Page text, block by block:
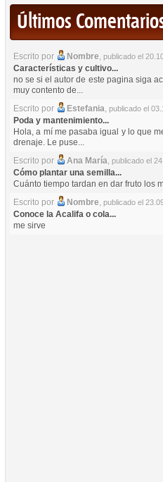
Últimos
Escrito por Nombre, publicado el
Características y cultivo...
no se si el autor de este pagina siga
muy contento de...
Escrito por
Estefania, publicado el
Poda y mantenimiento...
Hola, a mí me pasaba igual y lo que
drenaje. Le puse...
Escrito por
Ana María, publicado el
Cómo plantar una semilla...
Cuánto tiempo tardan en dar fruto los
Escrito por
Nombre, publicado el
Conoce la Acalifa o cola...
me sirve